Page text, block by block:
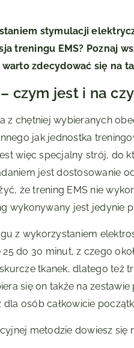
stymulacji
treningu EMS? Poznaj
zdecydować się na
czym jest i na
z chętniej wybieranych
jak jednostka
więc specjalny strój, do
jest dostosowanie
że trening EMS nie
wykonywany jest jedynie
z wykorzystaniem
do 30 minut, z czego
tkanek, dlatego też
się on także na
osób całkowicie
metodzie dowiesz